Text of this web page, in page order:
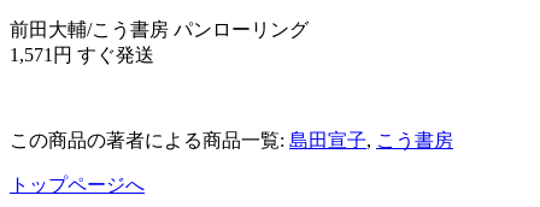
前田大輔/こう書房 パンローリング
1,571円 すぐ発送
この商品の著者による商品一覧: 島田宣子, こう書房
トップページへ